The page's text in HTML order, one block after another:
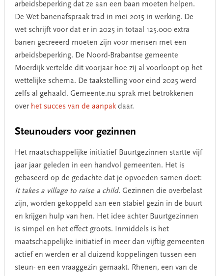
arbeidsbeperking dat ze aan een baan moeten helpen.
De Wet banenafspraak trad in mei 2015 in werking. De
wet schrijft voor dat er in 2025 in totaal 125.000 extra
banen gecreëerd moeten zijn voor mensen met een
arbeidsbeperking. De Noord-Brabantse gemeente
Moerdijk vertelde dit voorjaar hoe zij al voorloopt op het
wettelijke schema. De taakstelling voor eind 2025 werd
zelfs al gehaald. Gemeente.nu sprak met betrokkenen
over het succes van de aanpakdaar.
Steunouders voor gezinnen
Het maatschappelijke initiatief Buurtgezinnen startte vijf
jaar jaar geleden in een handvol gemeenten. Het is
gebaseerd op de gedachte dat je opvoeden samen doet:
It takes a village to raise a child. Gezinnen die overbelast
zijn, worden gekoppeld aan een stabiel gezin in de buurt
en krijgen hulp van hen. Het idee achter Buurtgezinnen
is simpel en het effect groots. Inmiddels is het
maatschappelijke initiatief in meer dan vijftig gemeenten
actief en werden er al duizend koppelingen tussen een
steun- en een vraaggezin gemaakt. Rhenen, een van de